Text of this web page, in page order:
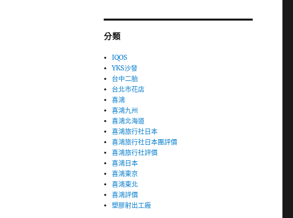
分類
IQOS
YKS沙發
台中二胎
台北市花店
喜鴻
喜鴻九州
喜鴻北海道
喜鴻旅行社日本
喜鴻旅行社日本團評價
喜鴻旅行社評價
喜鴻日本
喜鴻東京
喜鴻東北
喜鴻評價
塑膠射出工廠